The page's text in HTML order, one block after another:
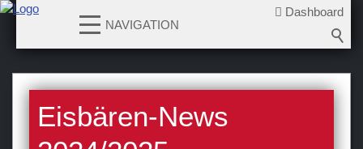
Dashboard
NAVIGATION
News
2026-2027
2025-2026
Eisbären-News